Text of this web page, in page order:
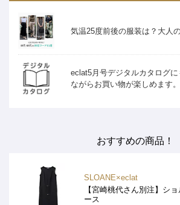
気温25度前後の服装は？大人
eclat5月号デジタルカタログ
ながらお買い物が楽しめます。
おすすめの商品！
SLOANE×eclat
【宮崎桃代さん別注】シ
ース